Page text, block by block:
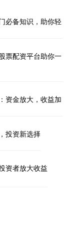
必备知识，助你轻
票配资平台助你一
资金放大，收益加
投资新选择
资者放大收益